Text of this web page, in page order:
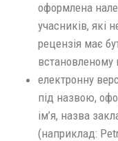
оформлена
учасників, які
рецензія має
встановленому
електронну
під назвою,
ім’я, назва
(наприклад: